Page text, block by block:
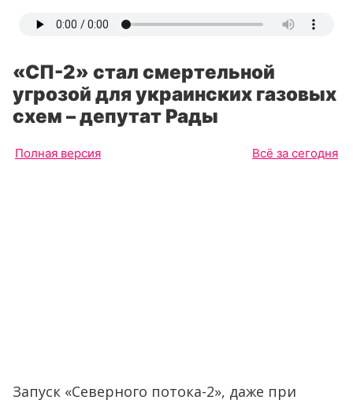
«СП-2» стал смертельной
угрозой для украинских газовых
схем – депутат Рады
Полная версия Всё за сегодня
Запуск «Северного потока-2», даже при